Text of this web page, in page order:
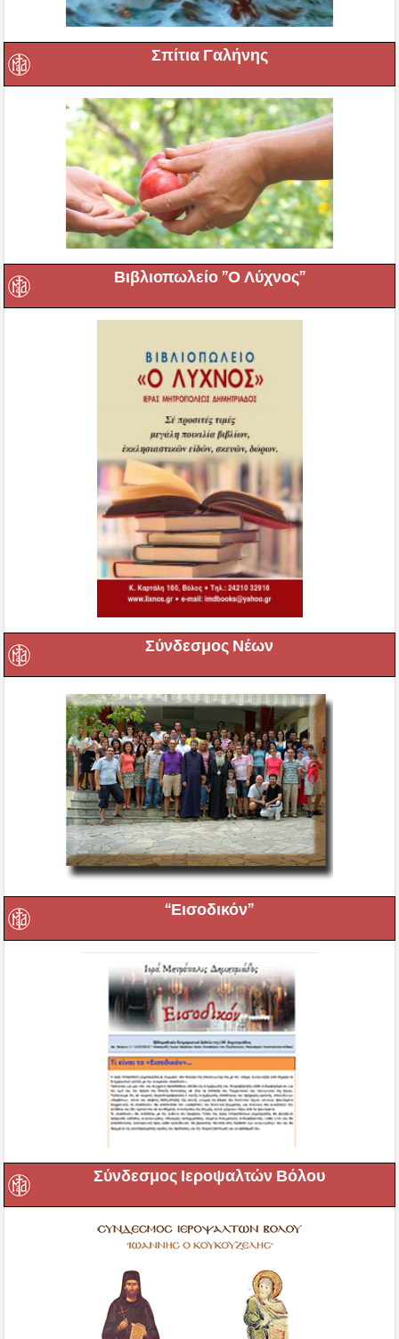
Σπίτια Γαλήνης
Βιβλιοπωλείο ”Ο Λύχνος”
Σύνδεσμος Νέων
“Εισοδικόν”
Σύνδεσμος Ιεροψαλτών Βόλου